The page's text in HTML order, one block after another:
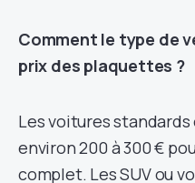
Comment le type de
prix des plaquettes ?
Les voitures
environ 200 à 300 €
complet. Les SUV ou